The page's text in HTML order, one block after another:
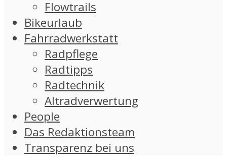
Flowtrails
Bikeurlaub
Fahrradwerkstatt
Radpflege
Radtipps
Radtechnik
Altradverwertung
People
Das Redaktionsteam
Transparenz bei uns